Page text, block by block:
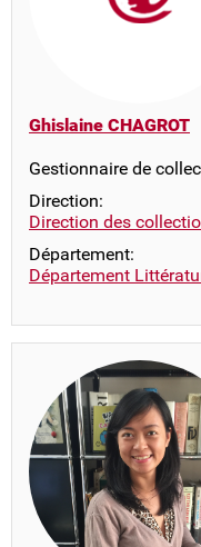
Ghislaine CHAGROT
Gestionnaire de
Direction:
Direction des
Département:
Département